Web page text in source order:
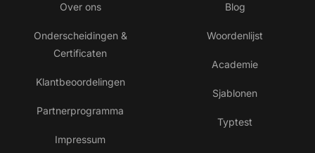
Over ons
Onderscheidingen &
Certificaten
Klantbeoordelingen
Partnerprogramma
Impressum
Blog
Woordenlijst
Academie
Sjablonen
Typtest